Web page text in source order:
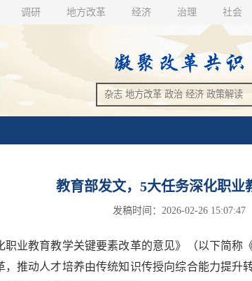
调研 地方改革 经济 治理 社会
教育部发文，5大任务深化职业
发稿时间：2026-02-26 15:07:47
教育教学关键要素改革的意见》（以下简称
推动人才培养由传统知识传授向综合能力提